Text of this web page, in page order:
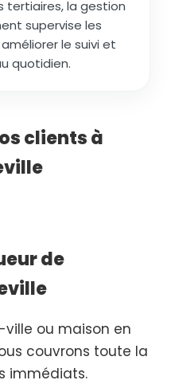
tertiaires, la gestion
supervise les
le suivi et
quotidien.
clients à
de
ou maison en
couvrons toute la
immédiats.